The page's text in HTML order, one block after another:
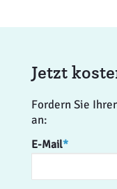
Jetzt
Fordern Sie
an:
E-Mail*